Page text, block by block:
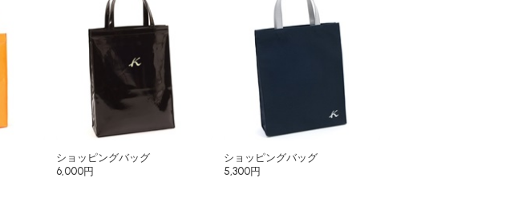
ショッピングバッグ
6,000円
ショッピングバッグ
5,300円